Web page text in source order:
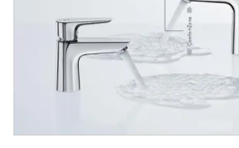
TALIS E
В наявності
9 864. 00